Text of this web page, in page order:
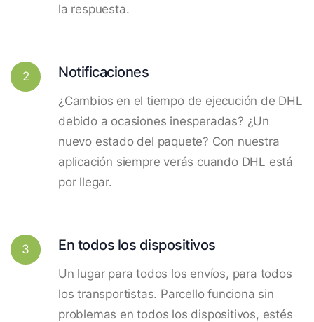
la respuesta.
2 Notificaciones
¿Cambios en el tiempo de ejecución de DHL
debido a ocasiones inesperadas? ¿Un
nuevo estado del paquete? Con nuestra
aplicación siempre verás cuando DHL está
por llegar.
3 En todos los dispositivos
Un lugar para todos los envíos, para todos
los transportistas. Parcello funciona sin
problemas en todos los dispositivos, estés